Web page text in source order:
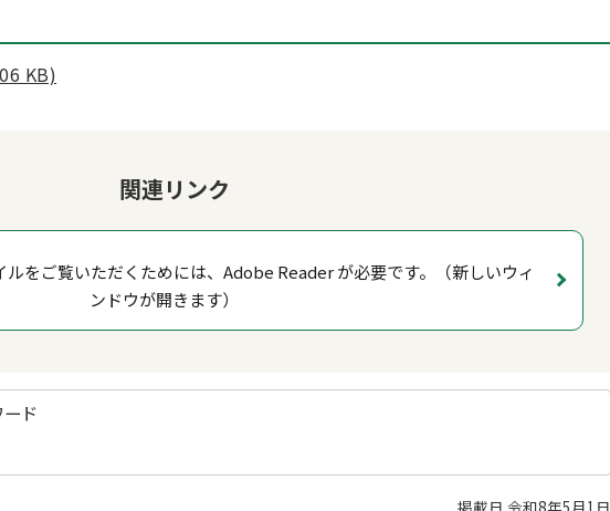
KB)
関連リンク
ルをご覧いただくためには、Adobe Reader が必要です。（新しいウィ
ンドウが開きます）
ド